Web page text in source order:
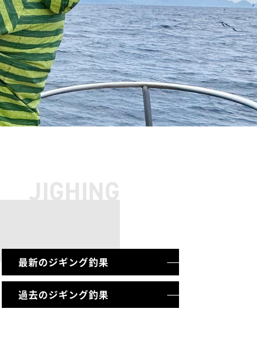
JIGHING
最新のジギング釣果
過去のジギング釣果